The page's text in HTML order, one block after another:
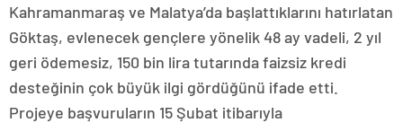
Kahramanmaraş ve Malatya’da başlattıklarını hatırlatan
Göktaş, evlenecek gençlere yönelik 48 ay vadeli, 2 yıl
geri ödemesiz, 150 bin lira tutarında faizsiz kredi
desteğinin çok büyük ilgi gördüğünü ifade etti.
Projeye başvuruların 15 Şubat itibarıyla